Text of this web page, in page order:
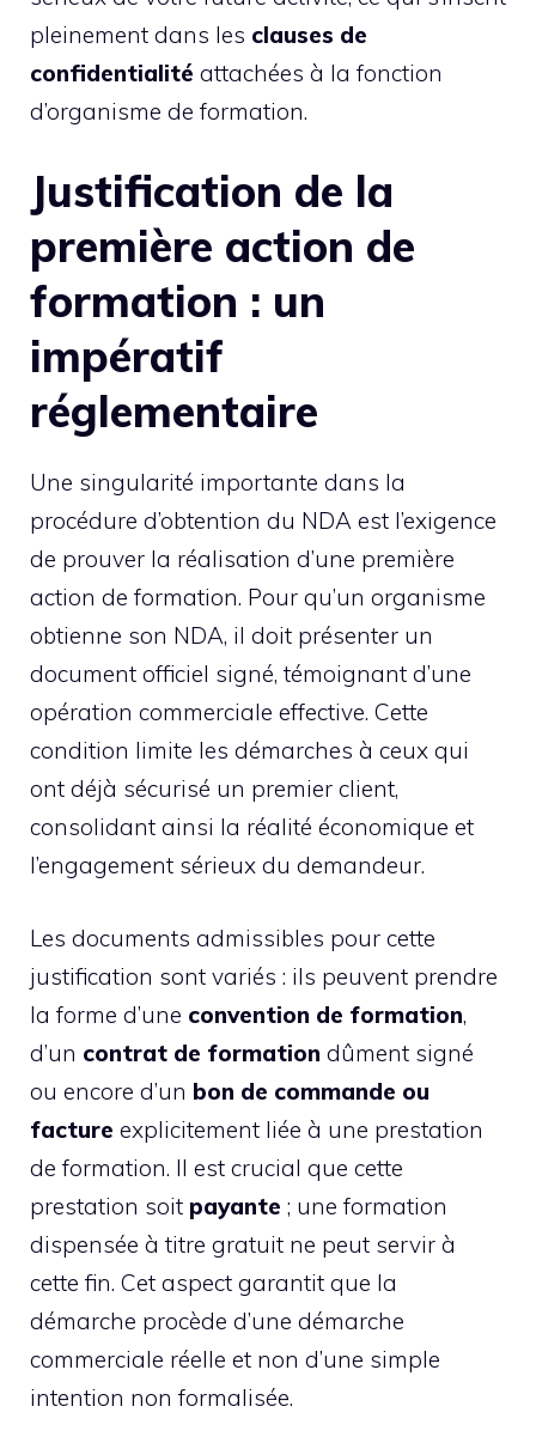
pleinement dans les clauses de
confidentialité attachées à la fonction
d’organisme de formation.
Justification de la
première action de
formation : un
impératif
réglementaire
Une singularité importante dans la
procédure d’obtention du NDA est l’exigence
de prouver la réalisation d’une première
action de formation. Pour qu’un organisme
obtienne son NDA, il doit présenter un
document officiel signé, témoignant d’une
opération commerciale effective. Cette
condition limite les démarches à ceux qui
ont déjà sécurisé un premier client,
consolidant ainsi la réalité économique et
l’engagement sérieux du demandeur.
Les documents admissibles pour cette
justification sont variés : ils peuvent prendre
la forme d’une convention de formation,
d’un contrat de formation dûment signé
ou encore d’un bon de commande ou
facture explicitement liée à une prestation
de formation. Il est crucial que cette
prestation soit payante ; une formation
dispensée à titre gratuit ne peut servir à
cette fin. Cet aspect garantit que la
démarche procède d’une démarche
commerciale réelle et non d’une simple
intention non formalisée.